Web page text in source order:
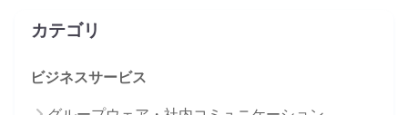
カテゴリ
ビジネスサービス